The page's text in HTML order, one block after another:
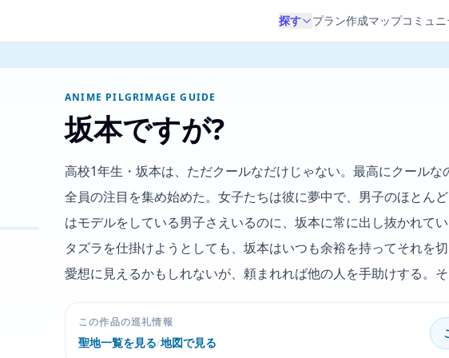
探す プラン作成マップコミュニ
ANIME PILGRIMAGE GUIDE
坂本ですが?
高校1年生・坂本は、ただクールなだけじゃない。最高にクールな
全員の注目を集め始めた。女子たちは彼に夢中で、男子のほとん
はモデルをしている男子さえいるのに、坂本に常に出し抜かれて
タズラを仕掛けようとしても、坂本はいつも余裕を持ってそれを
愛想に見えるかもしれないが、頼まれれば他の人を手助けする。
この作品の巡礼情報
聖地一覧を見る/地図で見る